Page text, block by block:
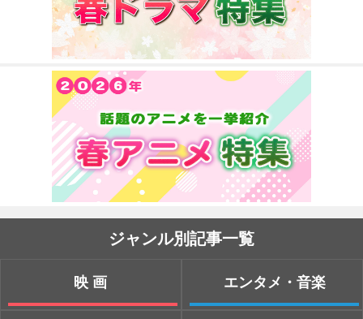
ジャンル別記事一覧
映画 エンタメ・音楽